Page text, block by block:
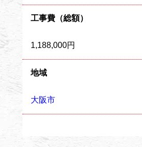
工事費（総額）
1,188,000円
地域
大阪市